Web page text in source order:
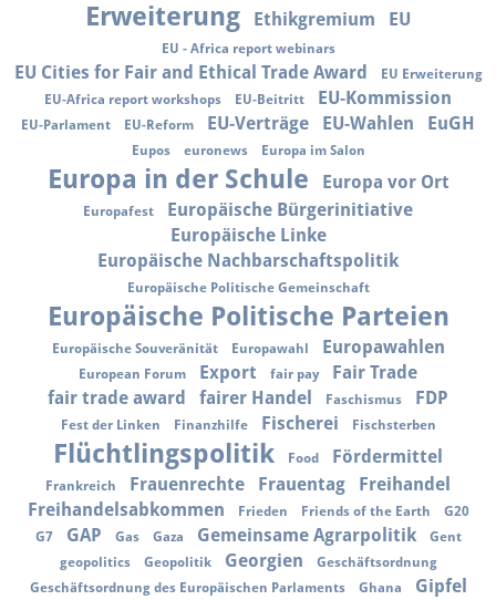
Erweiterung Ethikgremium EU
EU - Africa report webinars
EU Cities for Fair and Ethical Trade Award
EU Erweiterung
EU-Africa report workshops
EU-Beitritt EU-Kommission
EU-Parlament EU-Reform EU-Verträge EU-Wahlen EuGH
Eupos euronews Europa im Salon
Europa in der Schule Europa vor Ort
Europafest
Europäische Bürgerinitiative
Europäische Linke
Europäische Nachbarschaftspolitik
Europäische Politische Gemeinschaft
Europäische Politische Parteien
Europäische Souveränität Europawahl Europawahlen
European Forum Export fair pay
Fair Trade
fair trade award
fairer Handel Faschismus FDP
Fest der Linken Finanzhilfe Fischerei Fischsterben
Flüchtlingspolitik Food Fördermittel
Frankreich Frauenrechte Frauentag
Freihandel
Freihandelsabkommen
Frieden Friends of the Earth
G20
G7
GAP Gas Gaza Gemeinsame Agrarpolitik
Gent
geopolitics
Geopolitik Georgien
Geschäftsordnung
Geschäftsordnung des Europäischen Parlaments
Ghana
Gipfel